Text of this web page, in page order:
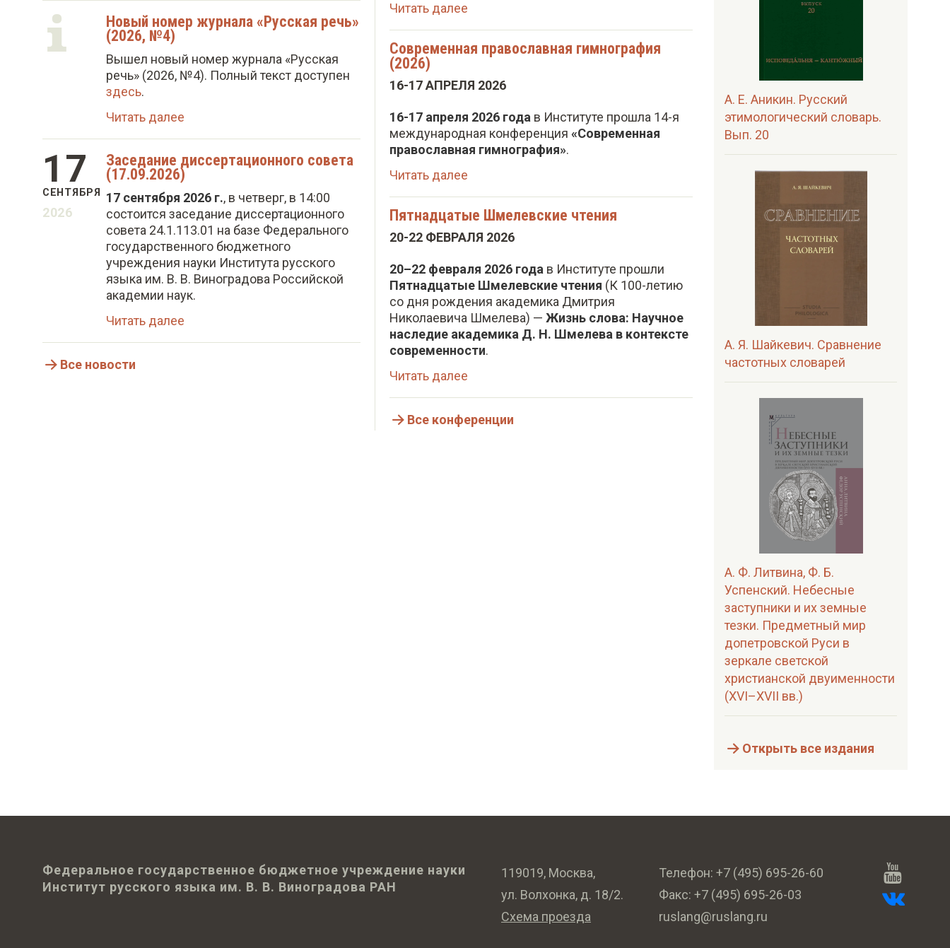
Новый номер журнала «Русская речь»
(2026, №4)
Вышел новый номер журнала «Русская
речь» (2026, №4). Полный текст доступен
здесь.
Читать далее
17
СЕНТЯБРЯ
2026
Заседание диссертационного совета
(17.09.2026)
17 сентября 2026 г., в четверг, в 14:00
состоится заседание диссертационного
совета 24.1.113.01 на базе Федерального
государственного бюджетного
учреждения науки Института русского
языка им. В. В. Виноградова Российской
академии наук.
Читать далее
Все новости
Читать далее
Современная православная гимнография
(2026)
16-17 АПРЕЛЯ 2026
16-17 апреля 2026 года в Институте прошла 14-я
международная конференция «Современная
православная гимнография».
Читать далее
Пятнадцатые Шмелевские чтения
20-22 ФЕВРАЛЯ 2026
20–22 февраля 2026 года в Институте прошли
Пятнадцатые Шмелевские чтения (К 100-летию
со дня рождения академика Дмитрия
Николаевича Шмелева) — Жизнь слова: Научное
наследие академика Д. Н. Шмелева в контексте
современности.
Читать далее
Все конференции
А. Е. Аникин. Русский
этимологический словарь.
Вып. 20
А. Я. Шайкевич. Сравнение
частотных словарей
А. Ф. Литвина, Ф. Б.
Успенский. Небесные
заступники и их земные
тезки. Предметный мир
допетровской Руси в
зеркале светской
христианской двуименности
(XVI–XVII вв.)
Открыть все издания
Федеральное государственное бюджетное учреждение науки
Институт русского языка им. В. В. Виноградова РАН
119019, Москва,
ул. Волхонка, д. 18/2.
Схема проезда
Телефон: +7 (495) 695-26-60
Факс: +7 (495) 695-26-03
ruslang@ruslang.ru